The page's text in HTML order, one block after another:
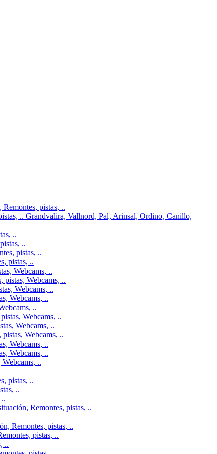
pistas, ..
.. Grandvalira, Vallnord, Pal, Arinsal, Ordino, Canillo,
..
..
pistas, ..
pistas, ..
Webcams, ..
pistas, Webcams, ..
Webcams, ..
Webcams, ..
..
Webcams, ..
Webcams, ..
Webcams, ..
Webcams, ..
Webcams, ..
..
pistas, ..
..
Remontes, pistas, ..
Remontes, pistas, ..
pistas, ..
..